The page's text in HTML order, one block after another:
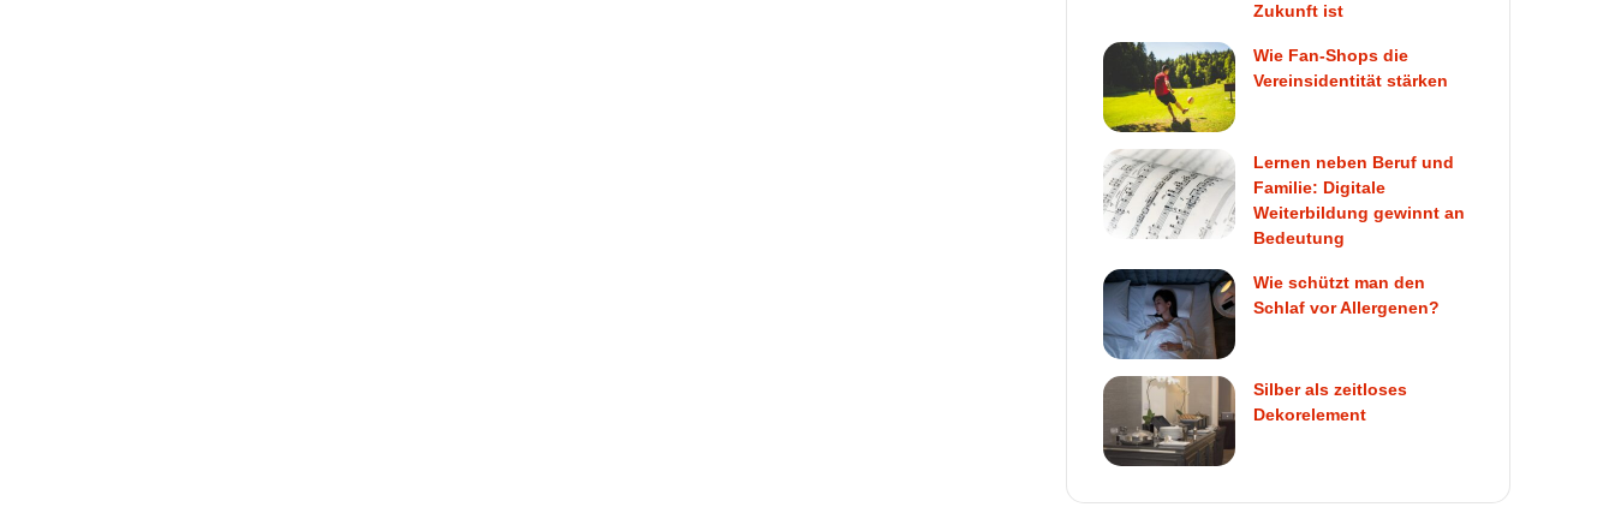
Zukunft ist
Wie Fan-Shops die
Vereinsidentität stärken
Lernen neben Beruf und
Familie: Digitale
Weiterbildung gewinnt an
Bedeutung
Wie schützt man den
Schlaf vor Allergenen?
Silber als zeitloses
Dekorelement